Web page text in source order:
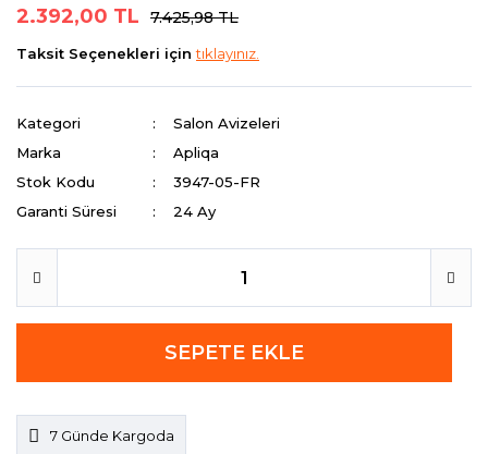
2.392,00 TL
7.425,98 TL
Taksit Seçenekleri içintıklayınız.
Kategori
Salon Avizeleri
Marka
Apliqa
Stok Kodu
3947-05-FR
Garanti Süresi
24 Ay
SEPETE EKLE
7 Günde Kargoda